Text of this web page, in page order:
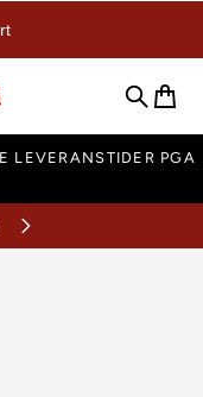
Sök
LEVERANSTIDER PGA